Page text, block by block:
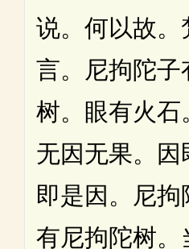
说。何以故。
言。尼拘陀子
树。眼有火石
无因无果。因
即是因。尼拘
有尼拘陀树。